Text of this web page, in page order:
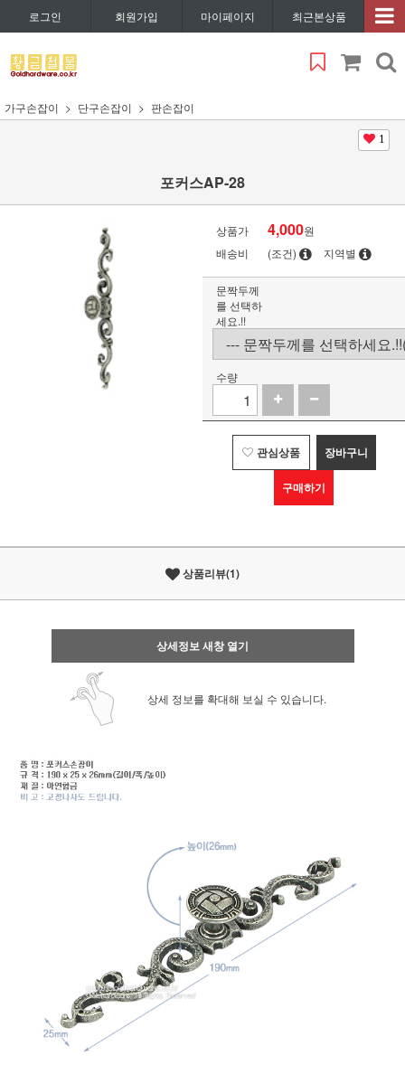
로그인 회원가입 마이페이지 최근본상품
가구손잡이 단구손잡이 판손잡이
1
포커스AP-28
상품가 4,000원
배송비
(조건) 지역별
문짝두께
를 선택하
세요.!!
수량
관심상품 장바구니
구매하기
상품리뷰(1)
상세정보 새창 열기
상세 정보를 확대해 보실 수 있습니다.